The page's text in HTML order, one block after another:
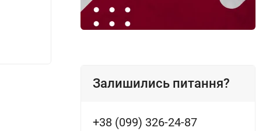
Залишились питання?
+38 (099) 326-24-87